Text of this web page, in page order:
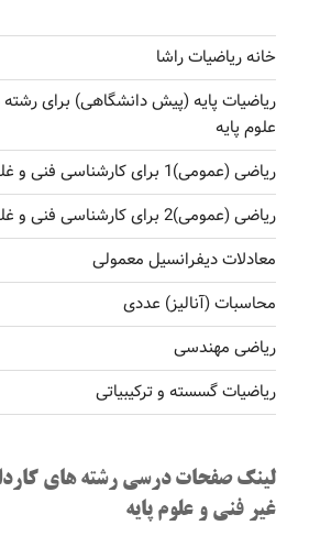
خانه ریاضیات راشا
ریاضیات پایه (پیش دانشگاهی) برای
علوم پایه
ریاضی (عمومی)1 برای کارشناسی فنی و غلوم پایه
ریاضی (عمومی)2 برای کارشناسی فنی و غلوم پایه
معادلات دیفرانسیل معمولی
محاسبات (آنالیز) عددی
ریاضی مهندسی
ریاضیات گسسته و ترکیبیاتی
لینک صفحات درسی رشته های
غیر فنی و علوم پایه